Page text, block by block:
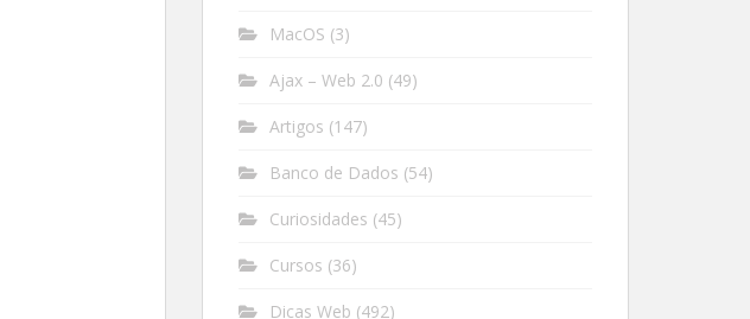
MacOS (3)
Ajax – Web 2.0 (49)
Artigos (147)
Banco de Dados (54)
Curiosidades (45)
Cursos (36)
Dicas Web (492)